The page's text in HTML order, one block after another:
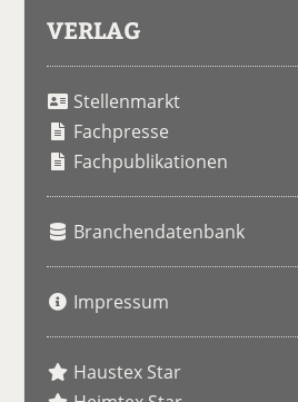
VERLAG
Stellenmarkt
Fachpresse
Fachpublikationen
Branchendatenbank
Impressum
Haustex Star